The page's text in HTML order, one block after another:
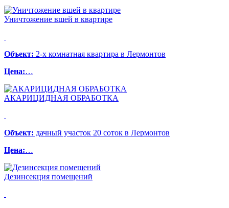
Уничтожение вшей в квартире
Объект: 2-х комнатная квартира в Лермонтов
Цена:…
АКАРИЦИДНАЯ ОБРАБОТКА
Объект: дачный участок 20 соток в Лермонтов
Цена:…
Дезинсекция помещений